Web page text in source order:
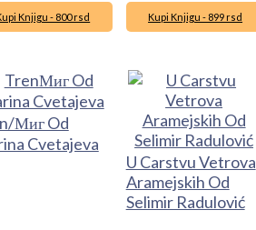
Knjigu - 800 rsd
Миг Od
Cvetajeva
Kupi Knjigu - 899 rsd
U Carstvu Vetrova
Aramejskih Od
Selimir Radulović